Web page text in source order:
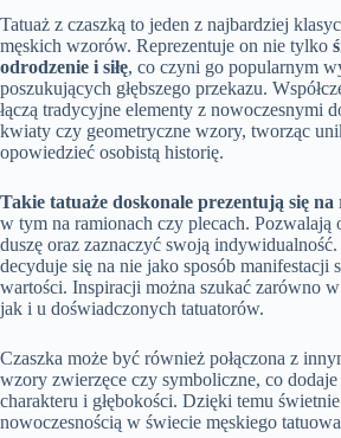
Tatuaż z czaszką to jeden z najbardziej
męskich wzorów. Reprezentuje on nie tylko
odrodzenie i siłę, co czyni go popularnym
poszukujących głębszego przekazu.
łączą tradycyjne elementy z nowoczesnymi
kwiaty czy geometryczne wzory, tworząc
opowiedzieć osobistą historię.
Takie tatuaże doskonale prezentują się na
w tym na ramionach czy plecach. Pozwalają
duszę oraz zaznaczyć swoją
decyduje się na nie jako sposób manifestacji
wartości. Inspiracji można szukać zarówno
jak i u doświadczonych tatuatorów.
Czaszka może być również połączona z
wzory zwierzęce czy symboliczne, co
charakteru i głębokości. Dzięki temu
nowoczesnością w świecie męskiego